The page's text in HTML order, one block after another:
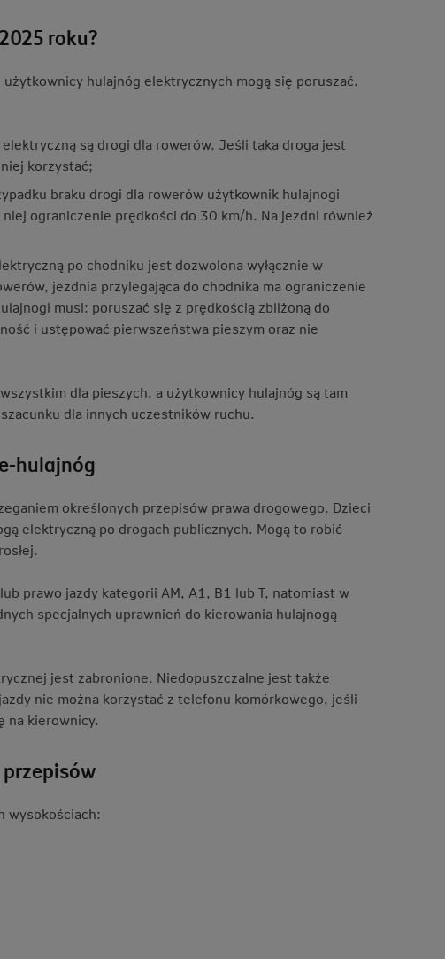
roku?
hulajnóg elektrycznych mogą się poruszać.
są drogi dla rowerów. Jeśli taka droga jest
korzystać;
braku drogi dla rowerów użytkownik hulajnogi
ograniczenie prędkości do 30 km/h. Na jezdni również
po chodniku jest dozwolona wyłącznie w
jezdnia przylegająca do chodnika ma ograniczenie
musi: poruszać się z prędkością zbliżoną do
i ustępować pierwszeństwa pieszym oraz nie
dla pieszych, a użytkownicy hulajnóg są tam
dla innych uczestników ruchu.
hulajnóg
określonych przepisów prawa drogowego. Dzieci
elektryczną po drogach publicznych. Mogą to robić
prawo jazdy kategorii AM, A1, B1 lub T, natomiast w
specjalnych uprawnień do kierowania hulajnogą
jest zabronione. Niedopuszczalne jest także
nie można korzystać z telefonu komórkowego, jeśli
na kierownicy.
wysokościach: